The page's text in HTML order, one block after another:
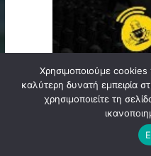
Χρησιμοποιούμε
καλύτερη δυνατή εμπειρία
χρησιμοποιείτε τη